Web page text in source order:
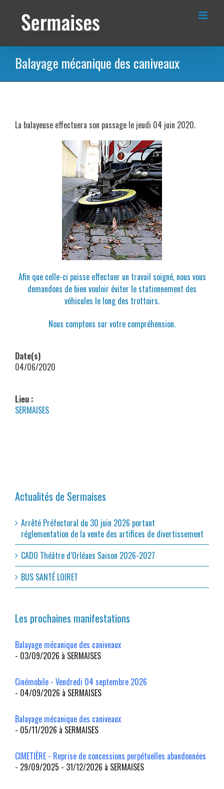
contenu
Balayage mécanique des caniveaux
La balayeuse effectuera son passage le jeudi 04 juin 2020.
Afin que celle-ci puisse effectuer un travail soigné, nous vous
demandons de bien vouloir éviter le stationnement des
véhicules le long des trottoirs.
Nous comptons sur votre compréhension.
Date(s)
04/06/2020
Lieu :
SERMAISES
Actualités de Sermaises
Arrêté Préfectoral du 30 juin 2026 portant
réglementation de la vente des artifices de divertissement
CADO Théâtre d’Orléans Saison 2026-2027
BUS SANTÉ LOIRET
Les prochaines manifestations
Balayage mécanique des caniveaux
- 03/09/2026 à SERMAISES
Cinémobile - Vendredi 04 septembre 2026
- 04/09/2026 à SERMAISES
Balayage mécanique des caniveaux
- 05/11/2026 à SERMAISES
CIMETIÈRE - Reprise de concessions perpétuelles abandonnées
- 29/09/2025 - 31/12/2026 à SERMAISES